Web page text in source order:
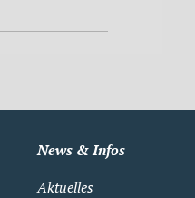
News & Infos
Aktuelles